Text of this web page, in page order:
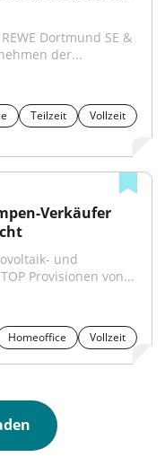
Dortmund SE &
der...
Teilzeit
Vollzeit
Verkäufer
und
Provisionen von...
Homeoffice Vollzeit